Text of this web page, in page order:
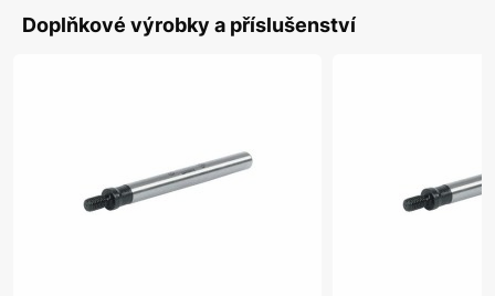
Doplňkové výrobky a příslušenství